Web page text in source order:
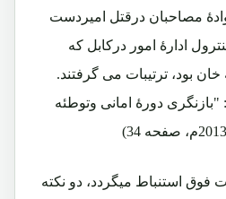
مصاحبان درقتل امیردست
ادارۀ امور درکابل که
بود، ترتیبات می گرفتند.
"بازنگری دورۀ امانی وتوطئه
فوق استنباط میگردد، دو نکته